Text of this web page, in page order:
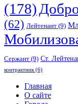
(178)
(62) Лейтенант (9)
Сержант (9) Ст.
контрактник (6)
Исследовать
Главная
О сайте